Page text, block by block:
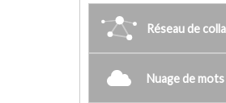
Réseau de
Nuage de mots